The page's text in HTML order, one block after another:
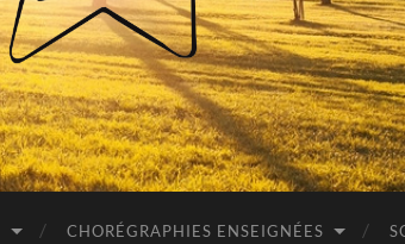
Forever
Country
CHORÉGRAPHIES ENSEIGNÉES